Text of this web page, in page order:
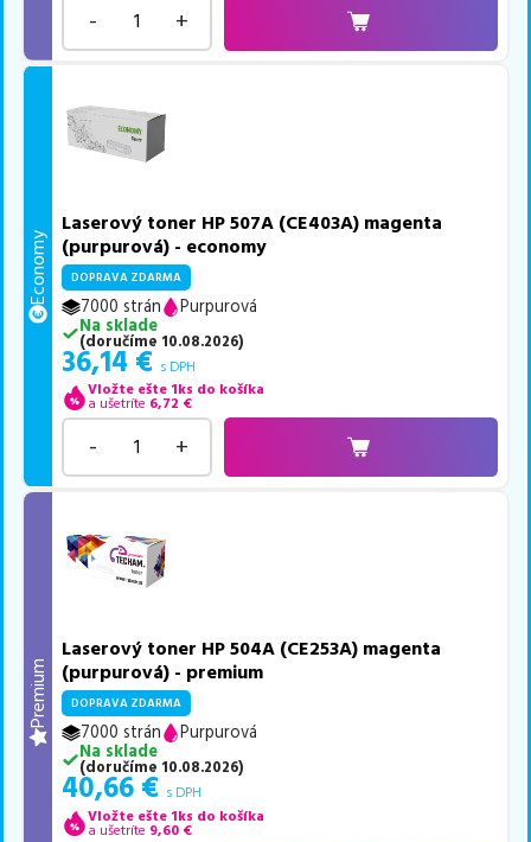
- +
Economy
Laserový toner HP 507A (CE403A) magenta
(purpurová) - economy
DOPRAVA ZDARMA
7000 strán
Purpurová
Na sklade
(doručíme 10.08.2026)
36,14 € s DPH
Vložte ešte 1ks do košíka
a ušetríte 6,72 €
- +
Premium
Laserový toner HP 504A (CE253A) magenta
(purpurová) - premium
DOPRAVA ZDARMA
7000 strán
Purpurová
Na sklade
(doručíme 10.08.2026)
40,66 € s DPH
Vložte ešte 1ks do košíka
a ušetríte 9,60 €